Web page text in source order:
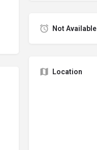
Not Available
Location